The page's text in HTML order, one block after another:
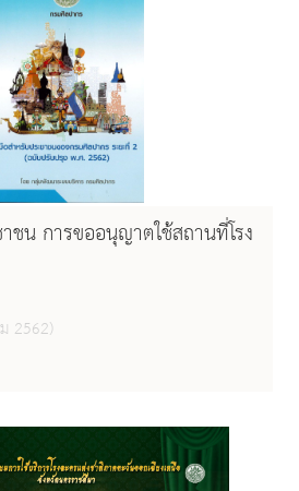
นภูมิภาค เมื่อวันที่ ๒ ตุลาคม
ญ่ ศูนย์วัฒนธรรมแห่งประเทศไทย
น การขออนุญาตใช้สถานที่โรง
2562)